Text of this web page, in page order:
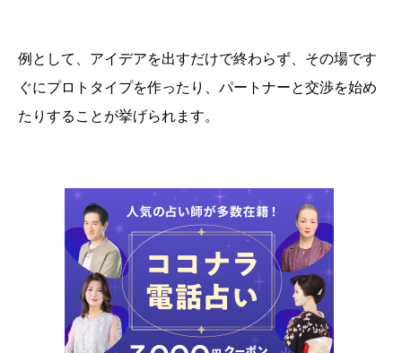
例として、アイデアを出すだけで終わらず、その場です
ぐにプロトタイプを作ったり、パートナーと交渉を始め
たりすることが挙げられます。